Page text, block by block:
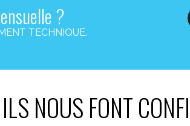
?
TECHNIQUE.
ILS NOUS FONT